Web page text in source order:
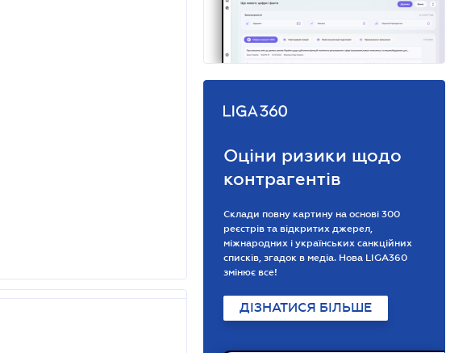
Оціни ризики щодо
контрагентів
Склади повну картину на основі 300
реєстрів та відкритих джерел,
міжнародних і українських санкційних
списків, згадок в медіа. Нова LIGA360
змінює все!
ДІЗНАТИСЯ БІЛЬШЕ